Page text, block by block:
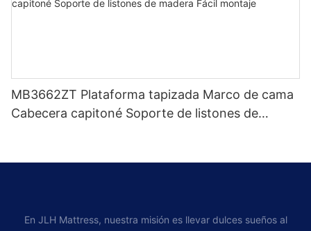
MB3662ZT Plataforma tapizada Marco de cama
Cabecera capitoné Soporte de listones de
En JLH Mattress, nuestra misión es llevar dulces sueños al